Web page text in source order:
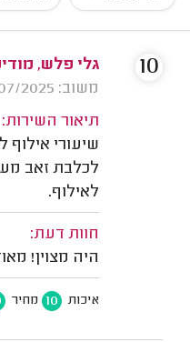
גלי פלש,
משוב: 28/07/2025
תיאור השירות:
שיעורי אילוף
לכלבת זאב
לאילוף.
חוות דעת:
היה מצוין!
איכות 10 מחיר
10